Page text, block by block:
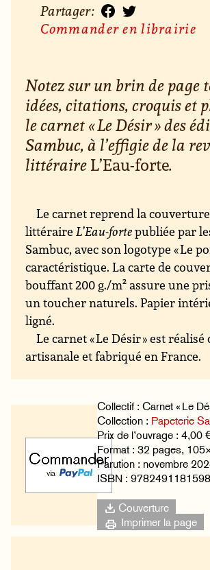
Partager :
Commander en librairie
Notez sur un brin de page
idées, citations, croquis et
le carnet « Le Désir » des
Sambuc, à l’effigie de la
littéraireL’Eau-forte.
Le carnet reprend la
littéraireL’Eau-fortepubliée par
Sambuc, avec son logotype « Le
caractéristique. La carte de
bouffant 200 g./m² assure une
un toucher naturels. Papier
ligné.
Le carnet « Le Désir » est réalisé
artisanale et fabriqué en France.
Collectif : Carnet « Le
Collection : Papeterie
Prix de l’ouvrage : 4,00
Format : 32 pages,
Parution : novembre
ISBN : 9782491181598
Couverture
Imprimer la page